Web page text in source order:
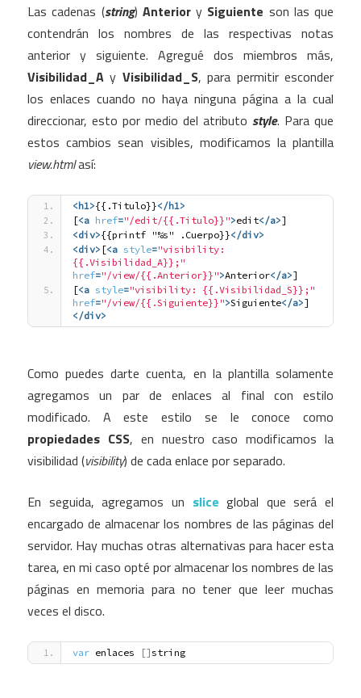
Las cadenas (string) Anteriory Siguiente son las que
contendrán los nombres de las respectivas notas
anterior y siguiente. Agregué dos miembros más,
Visibilidad_A y Visibilidad_S, para permitir esconder
los enlaces cuando no haya ninguna página a la cual
direccionar, esto por medio del atributo style. Para que
estos cambios sean visibles, modificamos la plantilla
view.htmlasí:
<h1>{{.Titulo}}</h1>
[<a href="/edit/{{.Titulo}}">edit</a>]
<div>{{printf "%s" .Cuerpo}}</div>
<div> [<a style="visibility:
{{.Visibilidad_A}};"
href="/view/{{.Anterior}}">Anterior</a>]
[<a style="visibility: {{.Visibilidad_S}};"
href="/view/{{.Siguiente}}">Siguiente</a>]
</div>
Como puedes darte cuenta, en la plantilla solamente
agregamos un par de enlaces al final con estilo
modificado. A este estilo se le conoce como
propiedades CSS, en nuestro caso modificamos la
visibilidad (visibility) de cada enlace por separado.
En seguida, agregamos un slice global que será el
encargado de almacenar los nombres de las páginas del
servidor. Hay muchas otras alternativas para hacer esta
tarea, en mi caso opté por almacenar los nombres de las
páginas en memoria para no tener que leer muchas
veces el disco.
var enlaces []string